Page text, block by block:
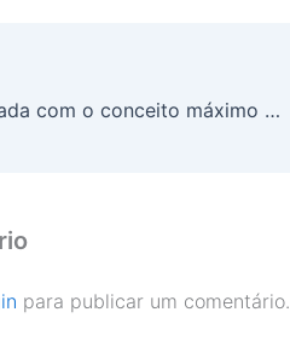
UBS no Gama (DF) é certificada com o conceito máximo pelo PMAQ-AB
para publicar um comentário.